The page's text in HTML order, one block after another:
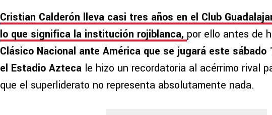
Cristian Calderón lleva casi tres años en el Club
lo que significa la institución rojiblanca, por ello antes de
Clásico Nacional ante América que se jugará este sábado
el Estadio Azteca le hizo un recordatoria al acérrimo rival
que el superliderato no representa absolutamente nada.